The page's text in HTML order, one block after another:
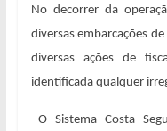
No decorrer da
diversas embarcações
diversas ações de
identificada qualquer
O Sistema Costa